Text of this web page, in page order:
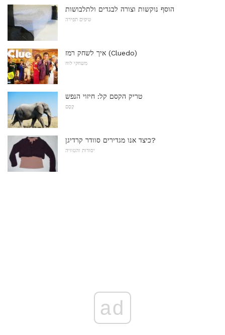
הוסף נוקשות וצורה לבגדים ולתלבושות
טיפים תפירה
איך לשחק רמז (Cluedo)
משחקי לוח
טריק הקסם קל: חיזוי הנפש
קֶסֶם
כיצד אנו מגדירים סוודר קרדיגן?
יסודות והטוויה
ad